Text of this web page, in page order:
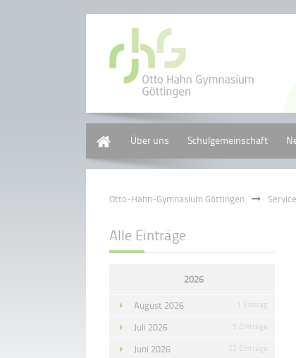
Über uns Schulgemeinschaft
Otto-Hahn-Gymnasium Göttingen Service
Alle Einträge
2026
August 2026 1 Eintrag
Juli 2026 5 Einträge
Juni 2026 22 Einträge